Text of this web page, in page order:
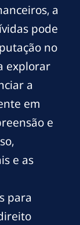
a
pode
no
explorar
a
em
e
e as
para